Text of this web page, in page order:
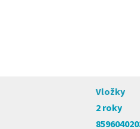
Vložky
2 roky